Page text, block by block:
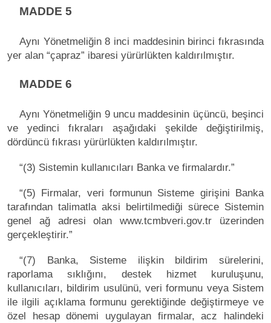
MADDE 5
Aynı Yönetmeliğin 8 inci maddesinin birinci fıkrasında
yer alan “çapraz” ibaresi yürürlükten kaldırılmıştır.
MADDE 6
Aynı Yönetmeliğin 9 uncu maddesinin üçüncü, beşinci
ve yedinci fıkraları aşağıdaki şekilde değiştirilmiş,
dördüncü fıkrası yürürlükten kaldırılmıştır.
“(3) Sistemin kullanıcıları Banka ve firmalardır.”
“(5) Firmalar, veri formunun Sisteme girişini Banka
tarafından talimatla aksi belirtilmediği sürece Sistemin
genel ağ adresi olan www.tcmbveri.gov.tr üzerinden
gerçekleştirir.”
“(7) Banka, Sisteme ilişkin bildirim sürelerini,
raporlama sıklığını, destek hizmet kuruluşunu,
kullanıcıları, bildirim usulünü, veri formunu veya Sistem
ile ilgili açıklama formunu gerektiğinde değiştirmeye ve
özel hesap dönemi uygulayan firmalar, acz halindeki